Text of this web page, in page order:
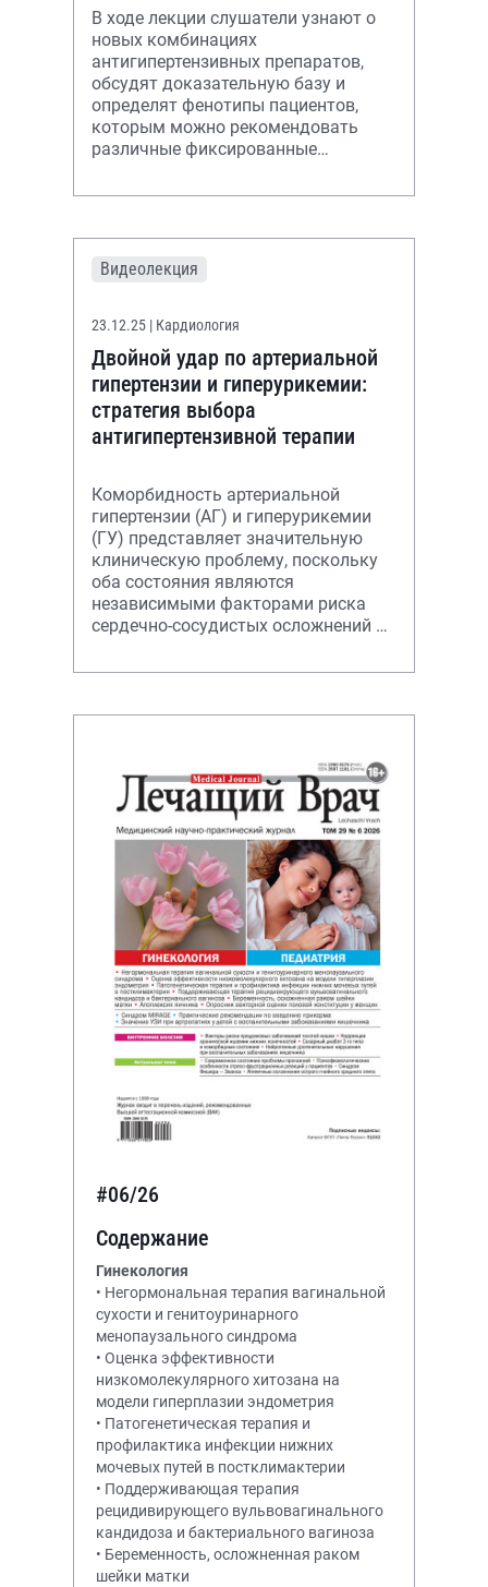
В ходе лекции слушатели узнают о
новых комбинациях
антигипертензивных препаратов,
обсудят доказательную базу и
определят фенотипы пациентов,
которым можно рекомендовать
различные фиксированные
Видеолекция
23.12.25 | Кардиология
Двойной удар по артериальной
гипертензии и гиперурикемии:
стратегия выбора
антигипертензивной терапии
Коморбидность артериальной
гипертензии (АГ) и гиперурикемии
(ГУ) представляет значительную
клиническую проблему, поскольку
оба состояния являются
независимыми факторами риска
сердечно-сосудистых осложнений и
#06/26
Содержание
Гинекология
• Негормональная терапия вагинальной
сухости и генитоуринарного
менопаузального синдрома
• Оценка эффективности
низкомолекулярного хитозана на
модели гиперплазии эндометрия
• Патогенетическая терапия и
профилактика инфекции нижних
мочевых путей в постклимактерии
• Поддерживающая терапия
рецидивирующего вульвовагинального
кандидоза и бактериального вагиноза
• Беременность, осложненная раком
шейки матки